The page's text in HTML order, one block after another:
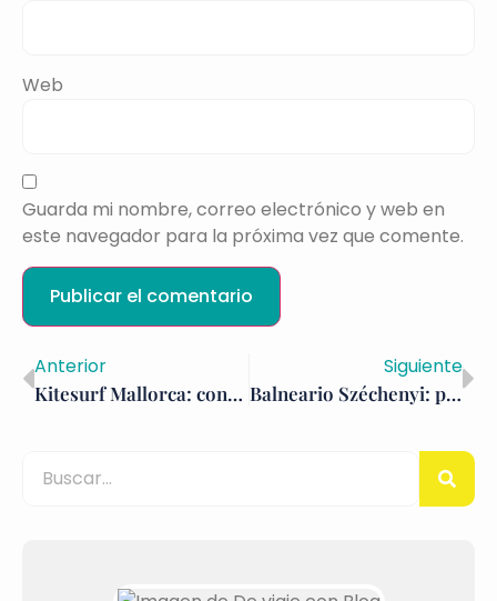
Web
Guarda mi nombre, correo electrónico y web en
este navegador para la próxima vez que comente.
Anterior
Kitesurf Mallorca: consejos que debes tener en cuenta
Siguiente
Balneario Széchenyi: paraíso termal en Hungría